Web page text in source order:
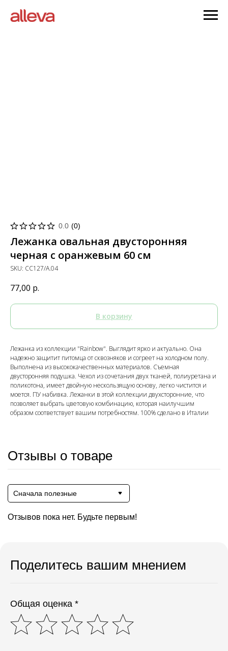
0.0 (0)
Лежанка овальная двусторонняя
черная с оранжевым 60 см
SKU: CC127/A.04
77,00 р.
В корзину
Лежанка из коллекции "Rainbow". Выглядит ярко и актуально. Она
надежно защитит питомца от сквозняков и согреет на холодном полу.
Выполнена из высококачественных материалов. Съемная
двусторонняя подушка. Чехол из сочетания двух тканей, полиуретана и
поликотона, имеет двойную нескользящую основу, легко чистится и
моется. ПУ набивка. Лежанки в этой коллекции двухсторонние, что
позволяет выбрать цветовую комбинацию, которая наилучшим
образом соответствует вашим потребностям. 100% сделано в Италии
Отзывы о товаре
Сначала полезные
Отзывов пока нет. Будьте первым!
Поделитесь вашим мнением
Общая оценка *